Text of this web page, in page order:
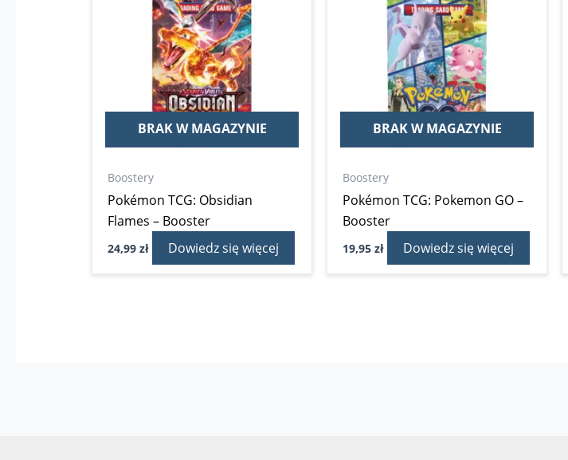
BRAK W MAGAZYNIE
Boostery
Pokémon TCG: Obsidian
Flames – Booster
24,99zł Dowiedz się więcej
BRAK W MAGAZYNIE
Boostery
Pokémon TCG: Pokemon GO –
Booster
19,95zł Dowiedz się więcej